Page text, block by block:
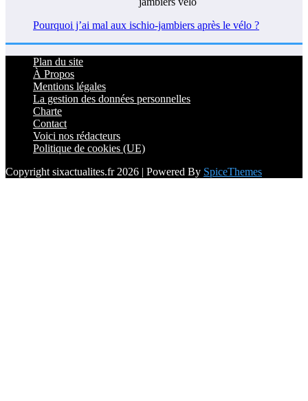
Pourquoi j’ai mal aux ischio-jambiers après le vélo ?
Plan du site
À Propos
Mentions légales
La gestion des données personnelles
Charte
Contact
Voici nos rédacteurs
Politique de cookies (UE)
Copyright sixactualites.fr 2026 | Powered By SpiceThemes